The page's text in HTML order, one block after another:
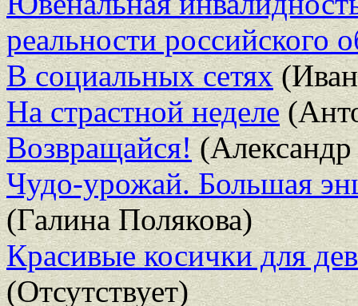
реальности российского
В социальных сетях
На страстной неделе
Возвращайся!
Чудо-урожай. Большая
(Галина Полякова)
Красивые косички для
(Отсутствует)